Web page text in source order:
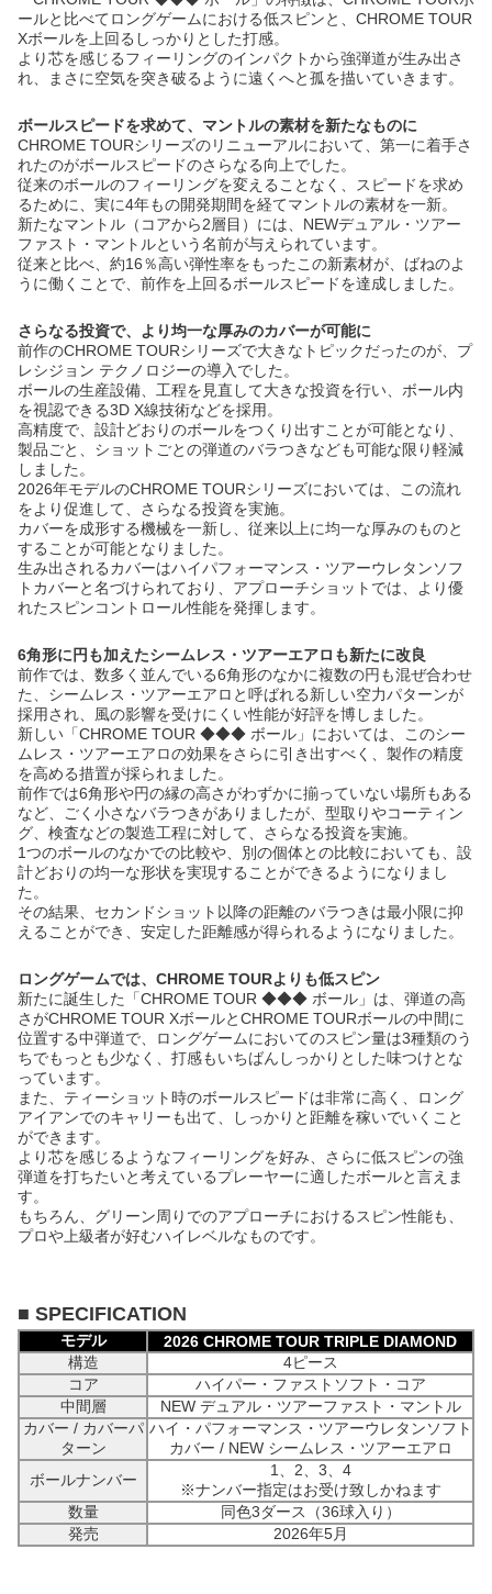
ールと比べてロングゲームにおける低スピンと、CHROME TOUR
Xボールを上回るしっかりとした打感。
より芯を感じるフィーリングのインパクトから強弾道が生み出さ
れ、まさに空気を突き破るように遠くへと孤を描いていきます。
ボールスピードを求めて、マントルの素材を新たなものに
CHROME TOURシリーズのリニューアルにおいて、第一に着手さ
れたのがボールスピードのさらなる向上でした。
従来のボールのフィーリングを変えることなく、スピードを求め
るために、実に4年もの開発期間を経てマントルの素材を一新。
新たなマントル（コアから2層目）には、NEWデュアル・ツアー
ファスト・マントルという名前が与えられています。
従来と比べ、約16％高い弾性率をもったこの新素材が、ばねのよ
うに働くことで、前作を上回るボールスピードを達成しました。
さらなる投資で、より均一な厚みのカバーが可能に
前作のCHROME TOURシリーズで大きなトピックだったのが、プ
レシジョン テクノロジーの導入でした。
ボールの生産設備、工程を見直して大きな投資を行い、ボール内
を視認できる3D X線技術などを採用。
高精度で、設計どおりのボールをつくり出すことが可能となり、
製品ごと、ショットごとの弾道のバラつきなども可能な限り軽減
しました。
2026年モデルのCHROME TOURシリーズにおいては、この流れ
をより促進して、さらなる投資を実施。
カバーを成形する機械を一新し、従来以上に均一な厚みのものと
することが可能となりました。
生み出されるカバーはハイパフォーマンス・ツアーウレタンソフ
トカバーと名づけられており、アプローチショットでは、より優
れたスピンコントロール性能を発揮します。
6角形に円も加えたシームレス・ツアーエアロも新たに改良
前作では、数多く並んでいる6角形のなかに複数の円も混ぜ合わせ
た、シームレス・ツアーエアロと呼ばれる新しい空力パターンが
採用され、風の影響を受けにくい性能が好評を博しました。
新しい「CHROME TOUR ◆◆◆ ボール」においては、このシー
ムレス・ツアーエアロの効果をさらに引き出すべく、製作の精度
を高める措置が採られました。
前作では6角形や円の縁の高さがわずかに揃っていない場所もある
など、ごく小さなバラつきがありましたが、型取りやコーティン
グ、検査などの製造工程に対して、さらなる投資を実施。
1つのボールのなかでの比較や、別の個体との比較においても、設
計どおりの均一な形状を実現することができるようになりまし
た。
その結果、セカンドショット以降の距離のバラつきは最小限に抑
えることができ、安定した距離感が得られるようになりました。
ロングゲームでは、CHROME TOURよりも低スピン
新たに誕生した「CHROME TOUR ◆◆◆ ボール」は、弾道の高
さがCHROME TOUR XボールとCHROME TOURボールの中間に
位置する中弾道で、ロングゲームにおいてのスピン量は3種類のう
ちでもっとも少なく、打感もいちばんしっかりとした味つけとな
っています。
また、ティーショット時のボールスピードは非常に高く、ロング
アイアンでのキャリーも出て、しっかりと距離を稼いでいくこと
ができます。
より芯を感じるようなフィーリングを好み、さらに低スピンの強
弾道を打ちたいと考えているプレーヤーに適したボールと言えま
す。
もちろん、グリーン周りでのアプローチにおけるスピン性能も、
プロや上級者が好むハイレベルなものです。
■ SPECIFICATION
モデル
2026 CHROME TOUR TRIPLE DIAMOND
構造
4ピース
コア
ハイパー・ファストソフト・コア
中間層
NEW デュアル・ツアーファスト・マントル
カバー / カバーパ
ターン
ハイ・パフォーマンス・ツアーウレタンソフト
カバー / NEW シームレス・ツアーエアロ
ボールナンバー
1、2、3、4
※ナンバー指定はお受け致しかねます
数量
同色3ダース（36球入り）
発売
2026年5月